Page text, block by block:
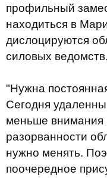
профильный
находиться в
дислоцируются
силовых ведомств.
"Нужна
Сегодня
меньше внимания
разорванности
нужно менять.
поочередное